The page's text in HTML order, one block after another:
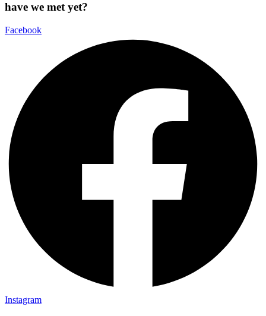
have we met yet?
Facebook
Instagram